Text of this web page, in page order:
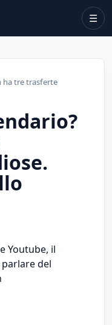
☰
ha tre trasferte
Youtube, il
del